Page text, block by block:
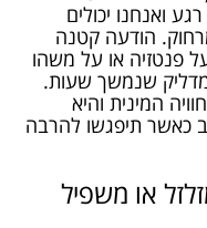
ואנחנו יכולים
הודעה קטנה
פנטזיה או על משהו
שנמשך שעות.
המינית והיא
כאשר תיפגשו להרבה
או משפיל